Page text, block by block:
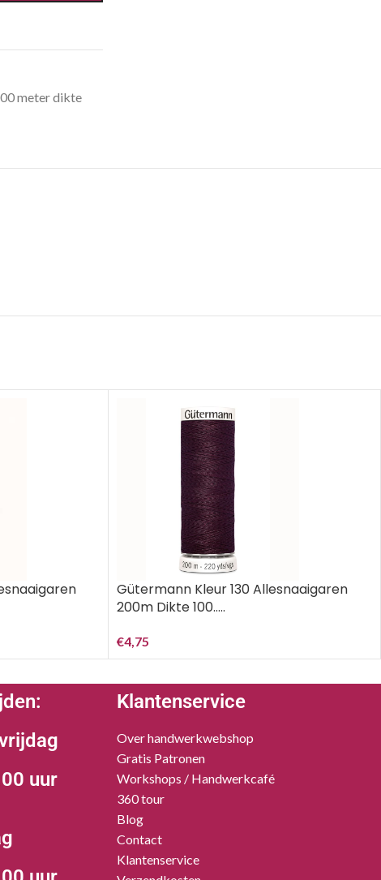
meter dikte
Gütermann Kleur 130 Allesnaaigaren
200m Dikte 100…..
€4,75
uur
Klantenservice
Over handwerkwebshop
Gratis Patronen
Workshops / Handwerkcafé
360 tour
Blog
Contact
Klantenservice